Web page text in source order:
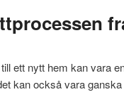
ett nytt hem kan vara
kan också vara